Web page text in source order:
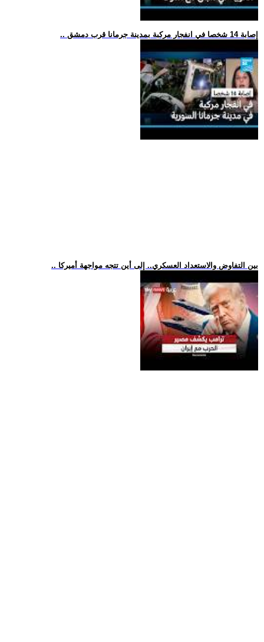
.. إصابة 14 شخصا في انفجار مركبة بمدينة جرمانا قرب دمشق
.. بين التفاوض والاستعداد العسكري.. إلى أين تتجه مواجهة أميركا